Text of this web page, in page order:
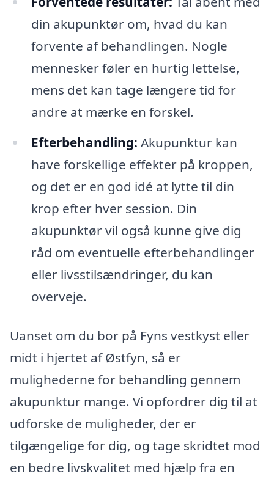
din akupunktør om, hvad du kan
forvente af behandlingen. Nogle
mennesker føler en hurtig lettelse,
mens det kan tage længere tid for
andre at mærke en forskel.
Efterbehandling: Akupunktur kan
have forskellige effekter på kroppen,
og det er en god idé at lytte til din
krop efter hver session. Din
akupunktør vil også kunne give dig
råd om eventuelle efterbehandlinger
eller livsstilsændringer, du kan
overveje.
Uanset om du bor på Fyns vestkyst eller
midt i hjertet af Østfyn, så er
mulighederne for behandling gennem
akupunktur mange. Vi opfordrer dig til at
udforske de muligheder, der er
tilgængelige for dig, og tage skridtet mod
en bedre livskvalitet med hjælp fra en